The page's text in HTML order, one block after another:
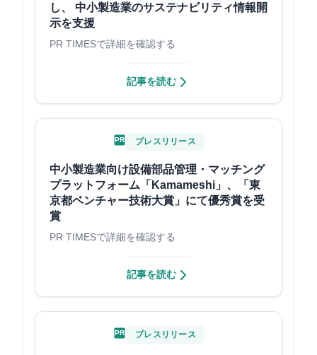
し、 中小製造業のサステナビリティ情報開
示を支援
PR TIMESで詳細を確認する
記事を読む
PR プレスリリース
中小製造業向け設備部品管理・マッチング
プラットフォーム「Kamameshi」、「東
京都ベンチャー技術大賞」にて優秀賞を受
賞
PR TIMESで詳細を確認する
記事を読む
PR プレスリリース